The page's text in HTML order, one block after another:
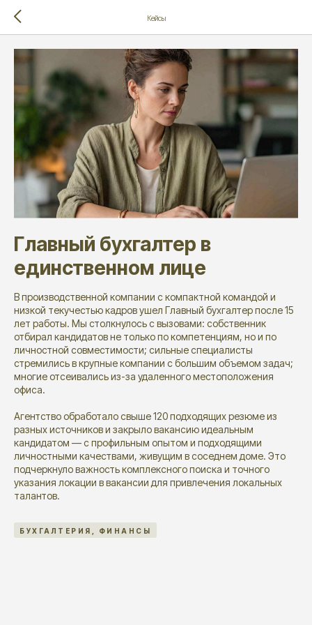
Кейсы
Главный бухгалтер в
единственном лице
В производственной компании с компактной командой и
низкой текучестью кадров ушел Главный бухгалтер после 15
лет работы. Мы столкнулось с вызовами: собственник
отбирал кандидатов не только по компетенциям, но и по
личностной совместимости; сильные специалисты
стремились в крупные компании с большим объемом задач;
многие отсеивались из-за удаленного местоположения
офиса.
Агентство обработало свыше 120 подходящих резюме из
разных источников и закрыло вакансию идеальным
кандидатом — с профильным опытом и подходящими
личностными качествами, живущим в соседнем доме. Это
подчеркнуло важность комплексного поиска и точного
указания локации в вакансии для привлечения локальных
талантов.
БУХГАЛТЕРИЯ, ФИНАНСЫ